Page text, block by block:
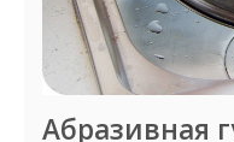
Абразивная